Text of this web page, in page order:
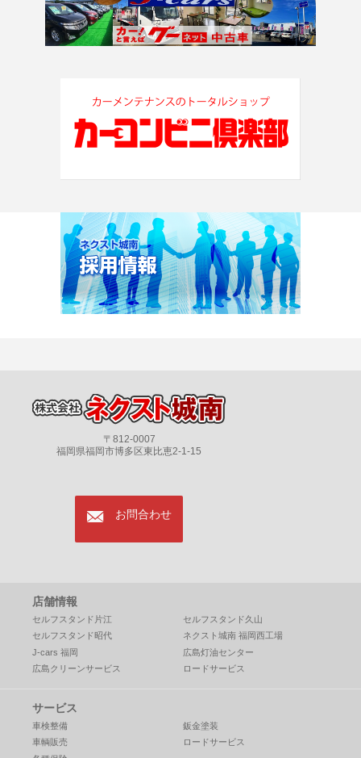
〒812-0007
福岡県福岡市博多区東比恵2-1-15
mail お問合わせ
店舗情報
セルフスタンド片江
セルフスタンド久山
セルフスタンド昭代
ネクスト城南 福岡西工場
J-cars 福岡
広島灯油センター
広島クリーンサービス
ロードサービス
サービス
車検整備
鈑金塗装
車輌販売
ロードサービス